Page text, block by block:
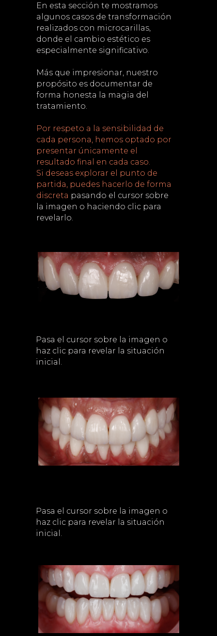
En esta sección te mostramos
algunos casos de transformación
realizados con microcarillas,
donde el cambio estético es
especialmente significativo.
Más que impresionar, nuestro
propósito es documentar de
forma honesta la magia del
tratamiento.
Por respeto a la sensibilidad de
cada persona, hemos optado por
presentar únicamente el
resultado final en cada caso.
Si deseas explorar el punto de
partida, puedes hacerlo de forma
discreta pasando el cursor sobre
la imagen o haciendo clic para
revelarlo.
Pasa el cursor sobre la imagen o
haz clic para revelar la situación
inicial.
Pasa el cursor sobre la imagen o
haz clic para revelar la situación
inicial.